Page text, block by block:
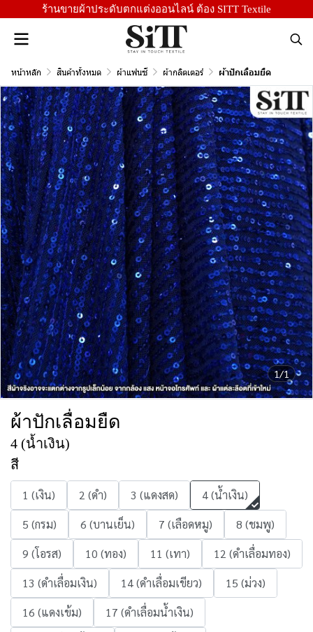
ร้านขายผ้าประดับตกแต่งออนไลน์ ต้อง SITT Textile
หน้าหลัก สินค้าทั้งหมด ผ้าแฟนซี ผ้ากลิตเตอร์ ผ้าปักเลื่อมยืด
1/1
ผ้าปักเลื่อมยืด
4 (น้ำเงิน)
สี
1 (เงิน) 2 (ดำ) 3 (แดงสด)
4 (น้ำเงิน)
5 (กรม)
6 (บานเย็น) 7 (เลือดหมู)
8 (ชมพู)
9 (โอรส)
10 (ทอง) 11 (เทา)
12 (ดำเลื่อมทอง)
13 (ดำเลื่อมเงิน)
14 (ดำเลื่อมเขียว)
15 (ม่วง)
16 (แดงเข้ม)
17 (ดำเลื่อมน้ำเงิน)